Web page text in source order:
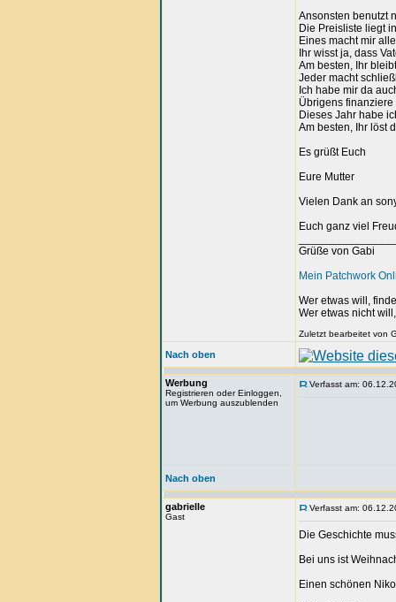
Ansonsten benutzt
Die Preisliste liegt
Eines macht mir
Ihr wisst ja, dass
Am besten, Ihr
Jeder macht
Ich habe mir da
Übrigens
Dieses Jahr habe
Am besten, Ihr löst
Es grüßt Euch
Eure Mutter
Vielen Dank an
Euch ganz viel
Grüße von Gabi
Mein Patchwork
Wer etwas will,
Wer etwas nicht
Zuletzt bearbeitet von
Nach oben
Werbung
Registrieren oder Einloggen,
um Werbung auszublenden
Verfasst am:
Nach oben
gabrielle
Gast
Verfasst am:
Die Geschichte
Bei uns ist
Einen schönen